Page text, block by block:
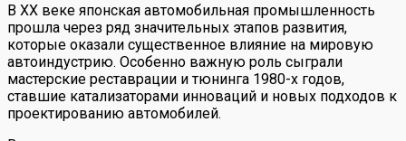
В XX веке японская автомобильная промышленность
прошла через ряд значительных этапов развития,
которые оказали существенное влияние на мировую
автоиндустрию. Особенно важную роль сыграли
мастерские реставрации и тюнинга 1980-х годов,
ставшие катализаторами инноваций и новых подходов к
проектированию автомобилей.